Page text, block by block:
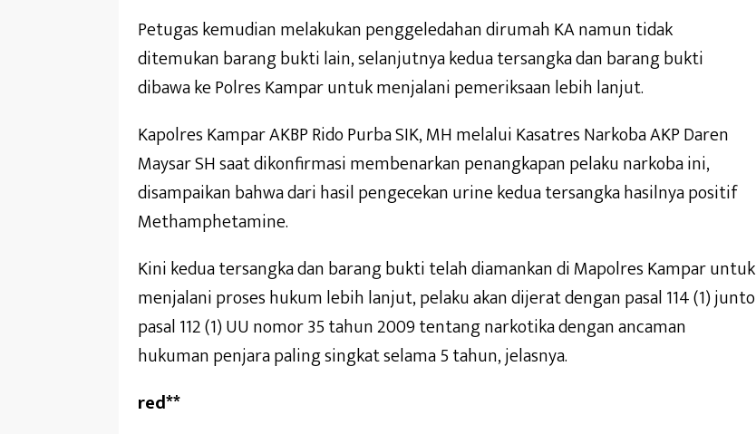
Petugas kemudian melakukan penggeledahan dirumah KA namun tidak
ditemukan barang bukti lain, selanjutnya kedua tersangka dan barang bukti
dibawa ke Polres Kampar untuk menjalani pemeriksaan lebih lanjut.
Kapolres Kampar AKBP Rido Purba SIK, MH melalui Kasatres Narkoba AKP Daren
Maysar SH saat dikonfirmasi membenarkan penangkapan pelaku narkoba ini,
disampaikan bahwa dari hasil pengecekan urine kedua tersangka hasilnya positif
Methamphetamine.
Kini kedua tersangka dan barang bukti telah diamankan di Mapolres Kampar untuk
menjalani proses hukum lebih lanjut, pelaku akan dijerat dengan pasal 114 (1) junto
pasal 112 (1) UU nomor 35 tahun 2009 tentang narkotika dengan ancaman
hukuman penjara paling singkat selama 5 tahun, jelasnya.
red**